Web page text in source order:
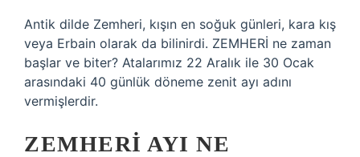
Antik dilde Zemheri, kışın en soğuk günleri, kara kış
veya Erbain olarak da bilinirdi. ZEMHERİ ne zaman
başlar ve biter? Atalarımız 22 Aralık ile 30 Ocak
arasındaki 40 günlük döneme zenit ayı adını
vermişlerdir.
ZEMHERI AYI NE